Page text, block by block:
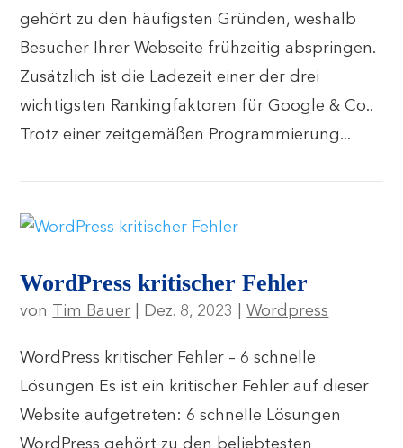
gehört zu den häufigsten Gründen, weshalb
Besucher Ihrer Webseite frühzeitig abspringen.
Zusätzlich ist die Ladezeit einer der drei
wichtigsten Rankingfaktoren für Google & Co..
Trotz einer zeitgemäßen Programmierung...
WordPress kritischer Fehler
von Tim Bauer Dez. 8, 2023 |Wordpress
WordPress kritischer Fehler – 6 schnelle
Lösungen Es ist ein kritischer Fehler auf dieser
Website aufgetreten: 6 schnelle Lösungen
WordPress gehört zu den beliebtesten